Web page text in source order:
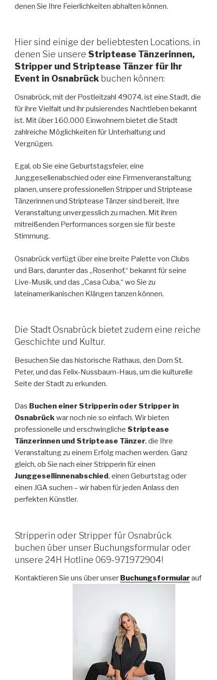
denen Sie Ihre Feierlichkeiten abhalten können.
Hier sind einige der beliebtesten Locations, in
denen Sie unsere Striptease Tänzerinnen,
Stripper und Striptease Tänzer für Ihr
Event in Osnabrück buchen können:
Osnabrück, mit der Postleitzahl 49074, ist eine Stadt, die
für ihre Vielfalt und ihr pulsierendes Nachtleben bekannt
ist. Mit über 160.000 Einwohnern bietet die Stadt
zahlreiche Möglichkeiten für Unterhaltung und
Vergnügen.
Egal, ob Sie eine Geburtstagsfeier, eine
Junggesellenabschied oder eine Firmenveranstaltung
planen, unsere professionellen Stripper und Striptease
Tänzerinnen und Striptease Tänzer sind bereit, Ihre
Veranstaltung unvergesslich zu machen. Mit ihren
mitreißenden Performances sorgen sie für beste
Stimmung.
Osnabrück verfügt über eine breite Palette von Clubs
und Bars, darunter das „Rosenhof,“ bekannt für seine
Live-Musik, und das „Casa Cuba,“ wo Sie zu
lateinamerikanischen Klängen tanzen können.
Die Stadt Osnabrück bietet zudem eine reiche
Geschichte und Kultur.
Besuchen Sie das historische Rathaus, den Dom St.
Peter, und das Felix-Nussbaum-Haus, um die kulturelle
Seite der Stadt zu erkunden.
Das Buchen einer Stripperin oder Stripper in
Osnabrückwar noch nie so einfach. Wir bieten
professionelle und erschwingliche Striptease
Tänzerinnen und Striptease Tänzer, die Ihre
Veranstaltung zu einem Erfolg machen werden. Ganz
gleich, ob Sie nach einer Stripperin für einen
Junggesellinnenabschied, einen Geburtstag oder
einen JGA suchen – wir haben für jeden Anlass den
perfekten Künstler.
Stripperin oder Stripper für Osnabrück
buchen über unser Buchungsformular oder
unsere 24H Hotline 069-971972904!
Kontaktieren Sie uns über unser Buchungsformularauf